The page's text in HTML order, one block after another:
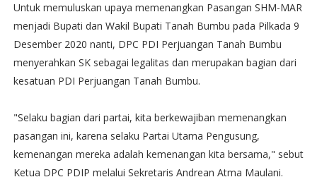
Untuk memuluskan upaya memenangkan Pasangan SHM-MAR
menjadi Bupati dan Wakil Bupati Tanah Bumbu pada Pilkada 9
Desember 2020 nanti, DPC PDI Perjuangan Tanah Bumbu
menyerahkan SK sebagai legalitas dan merupakan bagian dari
kesatuan PDI Perjuangan Tanah Bumbu.
"Selaku bagian dari partai, kita berkewajiban memenangkan
pasangan ini, karena selaku Partai Utama Pengusung,
kemenangan mereka adalah kemenangan kita bersama," sebut
Ketua DPC PDIP melalui Sekretaris Andrean Atma Maulani.